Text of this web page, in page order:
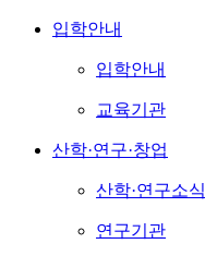
입학안내
입학안내
교육기관
산학·연구·창업
산학·연구소식
연구기관